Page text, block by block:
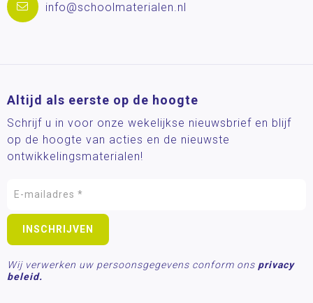
info@schoolmaterialen.nl
Altijd als eerste op de hoogte
Schrijf u in voor onze wekelijkse nieuwsbrief en blijf
op de hoogte van acties en de nieuwste
ontwikkelingsmaterialen!
Wij verwerken uw persoonsgegevens conform ons privacy
beleid.